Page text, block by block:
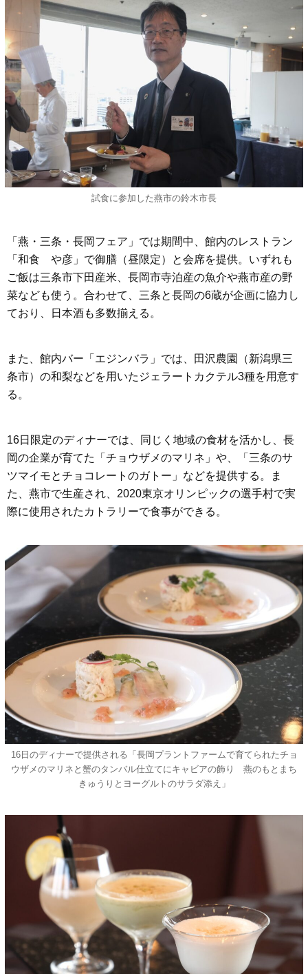
試食に参加した燕市の鈴木市長
「燕・三条・長岡フェア」では期間中、館内のレストラン
「和食 や彦」で御膳（昼限定）と会席を提供。いずれも
ご飯は三条市下田産米、長岡市寺泊産の魚介や燕市産の野
菜なども使う。合わせて、三条と長岡の6蔵が企画に協力し
ており、日本酒も多数揃える。
また、館内バー「エジンバラ」では、田沢農園（新潟県三
条市）の和梨などを用いたジェラートカクテル3種を用意す
る。
16日限定のディナーでは、同じく地域の食材を活かし、長
岡の企業が育てた「チョウザメのマリネ」や、「三条のサ
ツマイモとチョコレートのガトー」などを提供する。ま
た、燕市で生産され、2020東京オリンピックの選手村で実
際に使用されたカトラリーで食事ができる。
16日のディナーで提供される「長岡プラントファームで育てられたチョ
ウザメのマリネと蟹のタンバル仕立てにキャビアの飾り 燕のもとまち
きゅうりとヨーグルトのサラダ添え」